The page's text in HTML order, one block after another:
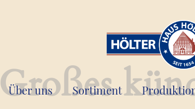
Über uns Sortiment
Großes